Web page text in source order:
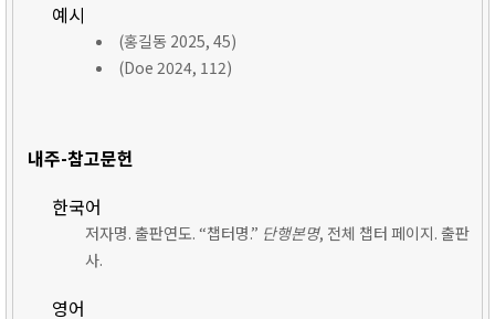
예시
(홍길동 2025, 45)
(Doe 2024, 112)
내주-참고문헌
한국어
저자명. 출판연도. “챕터명.” 단행본명, 전체 챕터 페이지. 출판
사.
영어